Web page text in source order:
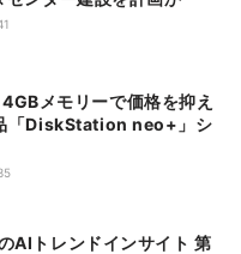
メモリーで価格を抑え
「DiskStation neo+」シ